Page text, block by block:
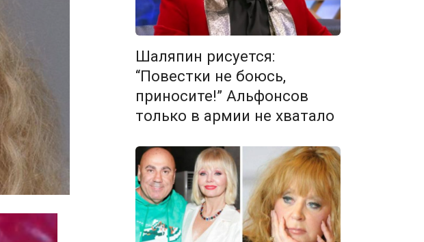
Шаляпин рисуется:
“Повестки не боюсь,
приносите!” Альфонсов
только в армии не хватало